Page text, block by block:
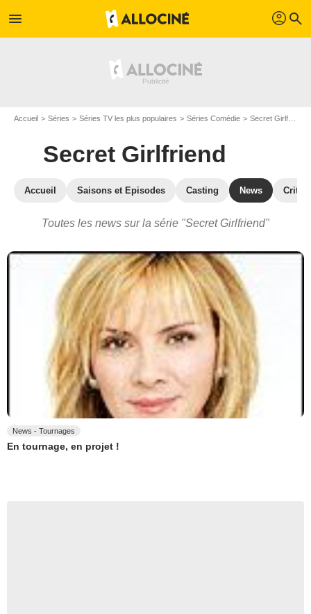
menu profil search
Accueil Séries Séries TV les plus populaires Séries Comédie Secret Girlfriend
Secret Girlfriend
Accueil Saisons et Episodes Casting News
Toutes les news sur la série "Secret Girlfriend"
News - Tournages
En tournage, en projet !